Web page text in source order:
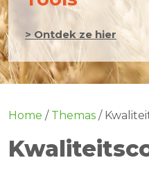
> Ontdek ze hier
Home / Themas /